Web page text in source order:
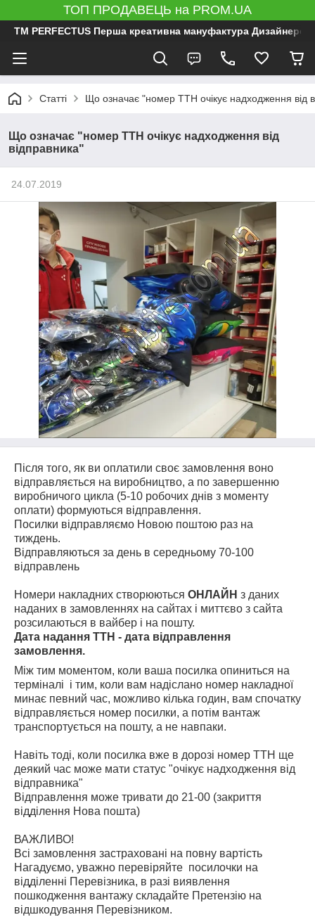
ТОП ПРОДАВЕЦЬ на PROM.UA
ТМ PERFECTUS Перша креативна мануфактура
Статті Що означає "номер ТТН очікує надходження від
Що означає "номер ТТН очікує надходження від
відправника"
24.07.2019
Після того, як ви оплатили своє замовлення воно
відправляється на виробництво, а по завершенню
виробничого цикла (5-10 робочих днів з моменту
оплати) формуються відправлення.
Посилки відправляємо Новою поштою раз на
тиждень.
Відправляються за день в середньому 70-100
відправлень
Номери накладних створюються ОНЛАЙН з даних
наданих в замовленнях на сайтах і миттєво з сайта
розсилаються в вайбер і на пошту.
Дата надання ТТН - дата відправлення
замовлення.
Між тим моментом, коли ваша посилка опиниться на
терміналі і тим, коли вам надіслано номер накладної
минає певний час, можливо кілька годин, вам спочатку
відправляється номер посилки, а потім вантаж
транспортується на пошту, а не навпаки.
Навіть тоді, коли посилка вже в дорозі номер ТТН ще
деякий час може мати статус "очікує надходження від
відправника"
Відправлення може тривати до 21-00 (закриття
відділення Нова пошта)
ВАЖЛИВО!
Всі замовлення застраховані на повну вартість
Нагадуємо, уважно перевіряйте посилочки на
відділенні Перевізника, в разі виявлення
пошкодження вантажу складайте Претензію на
відшкодування Перевізником.